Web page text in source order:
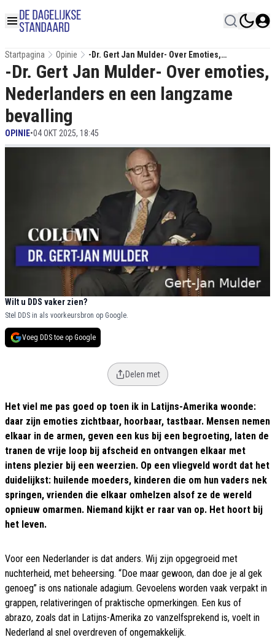
Startpagina Opinie
-Dr. Gert Jan Mulder- Over Emoties,
Nederlanders En Een Langzame Bevalling
-Dr. Gert Jan Mulder- Over emoties,
Nederlanders en een langzame
bevalling
OPINIE•04 OKT 2025, 18:45
Wilt u DDS vaker zien?
Stel DDS in als voorkeursbron op Google.
Voeg DDS toe op Google
Delen met
Het viel me pas goed op toen ik in Latijns-Amerika woonde:
daar zijn emoties zichtbaar, hoorbaar, tastbaar. Mensen nemen
elkaar in de armen, geven een kus bij een begroeting, laten de
tranen de vrije loop bij afscheid en ontvangen elkaar met
intens plezier bij een weerzien. Op een vliegveld wordt dat het
duidelijkst: huilende moeders, kinderen die om hun vaders nek
springen, vrienden die elkaar omhelzen alsof ze de wereld
opnieuw omarmen. Niemand kijkt er raar van op. Het hoort bij
het leven.
Voor een Nederlander is dat anders. Wij zijn opgegroeid met
nuchterheid, met beheersing. “Doe maar gewoon, dan doe je al gek
genoeg” is ons nationale adagium. Gevoelens worden vaak verpakt in
grappen, relativeringen of praktische opmerkingen. Een kus of
abrazo, zoals dat in Latijns-Amerika zo vanzelfsprekend is, voelt in
Nederland al snel overdreven of ongemakkelijk.